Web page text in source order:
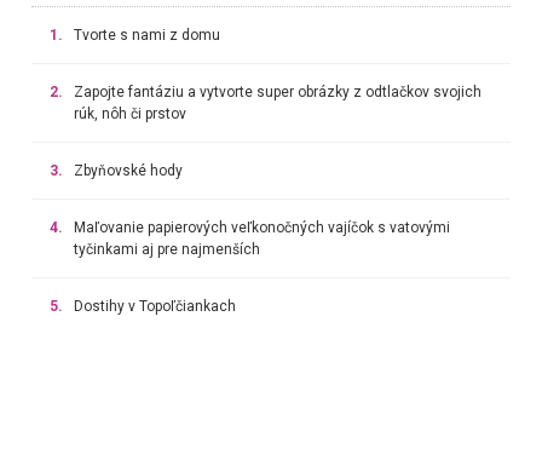
1. Tvorte s nami z domu
2.
Zapojte fantáziu a vytvorte super obrázky z odtlačkov svojich
rúk, nôh či prstov
3. Zbyňovské hody
4.
Maľovanie papierových veľkonočných vajíčok s vatovými
tyčinkami aj pre najmenších
5. Dostihy v Topoľčiankach